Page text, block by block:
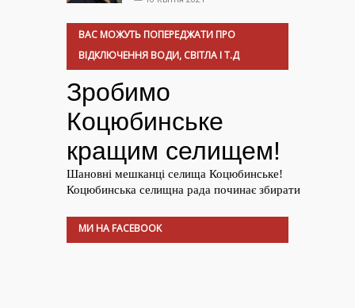
ВАС МОЖУТЬ ПОПЕРЕДЖАТИ ПРО
ВІДКЛЮЧЕННЯ ВОДИ, СВІТЛА І Т.Д
МИ НА FACEBOOK